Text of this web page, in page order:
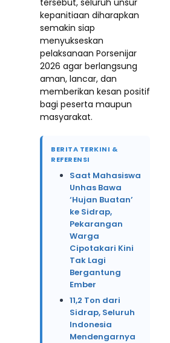
tersebut, seluruh unsur
kepanitiaan diharapkan
semakin siap
menyukseskan
pelaksanaan Porsenijar
2026 agar berlangsung
aman, lancar, dan
memberikan kesan positif
bagi peserta maupun
masyarakat.
BERITA TERKINI &
REFERENSI
Saat Mahasiswa
Unhas Bawa
‘Hujan Buatan’
ke Sidrap,
Pekarangan
Warga
Cipotakari Kini
Tak Lagi
Bergantung
Ember
11,2 Ton dari
Sidrap, Seluruh
Indonesia
Mendengarnya